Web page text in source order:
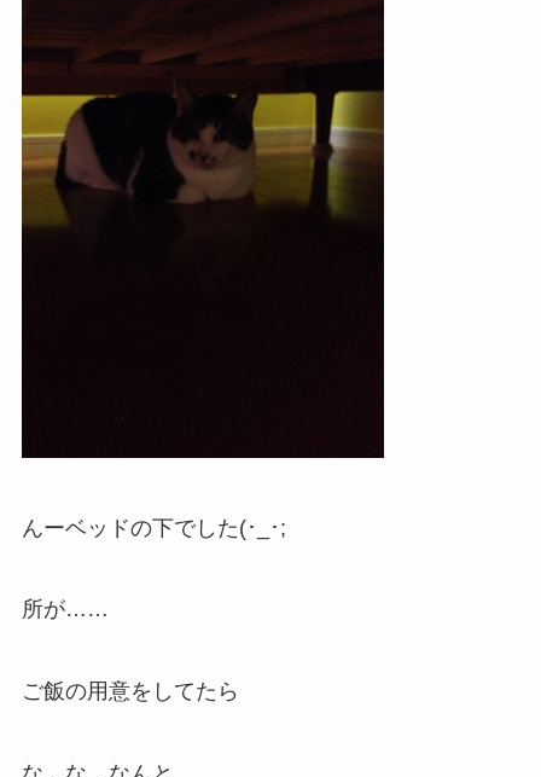
んーベッドの下でした(･_･;
所が……
ご飯の用意をしてたら